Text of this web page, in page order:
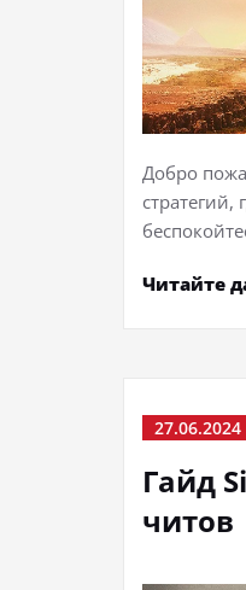
Добро
Читайте
27.06.2024
Гайд
читов